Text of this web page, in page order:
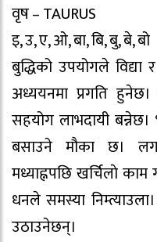
वृष – TAURUS
इ, उ, ए, ओ, बा, बि, बु, बे, बो
बुद्धिको उपयोगले
अध्ययनमा प्रगति
सहयोग लाभदायी
बसाउने मौका छ।
मध्याह्नपछि खर्चिलाे
धनले समस्या
उठाउनेछन्।